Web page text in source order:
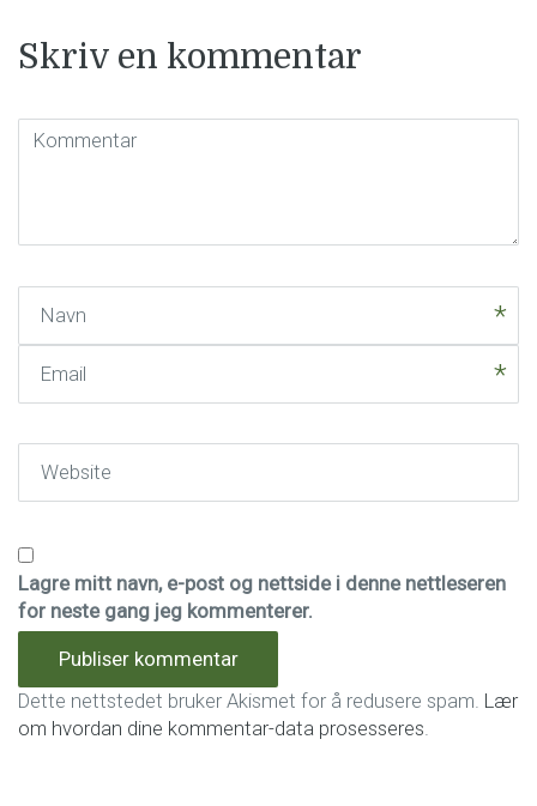
Skriv en kommentar
Kommentar
Lagre mitt navn, e-post og nettside i denne nettleseren
for neste gang jeg kommenterer.
Dette nettstedet bruker Akismet for å redusere spam. Lær
om hvordan dine kommentar-data prosesseres